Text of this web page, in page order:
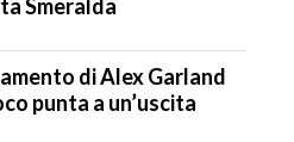
Smeralda
di Alex Garland
punta a un’uscita